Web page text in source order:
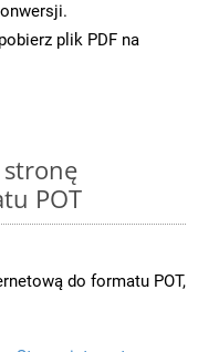
plik PDF na
stronę
POT
do formatu POT,